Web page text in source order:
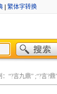
| 繁体字转换
言九鼎” ;“?言?鼎